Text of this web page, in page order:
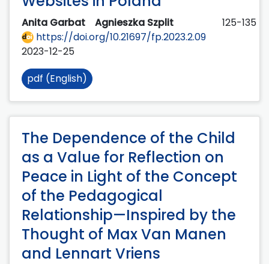
Anita Garbat Agnieszka Szplit
125-135
https://doi.org/10.21697/fp.2023.2.09
2023-12-25
pdf (English)
The Dependence of the Child
as a Value for Reflection on
Peace in Light of the Concept
of the Pedagogical
Relationship—Inspired by the
Thought of Max Van Manen
and Lennart Vriens